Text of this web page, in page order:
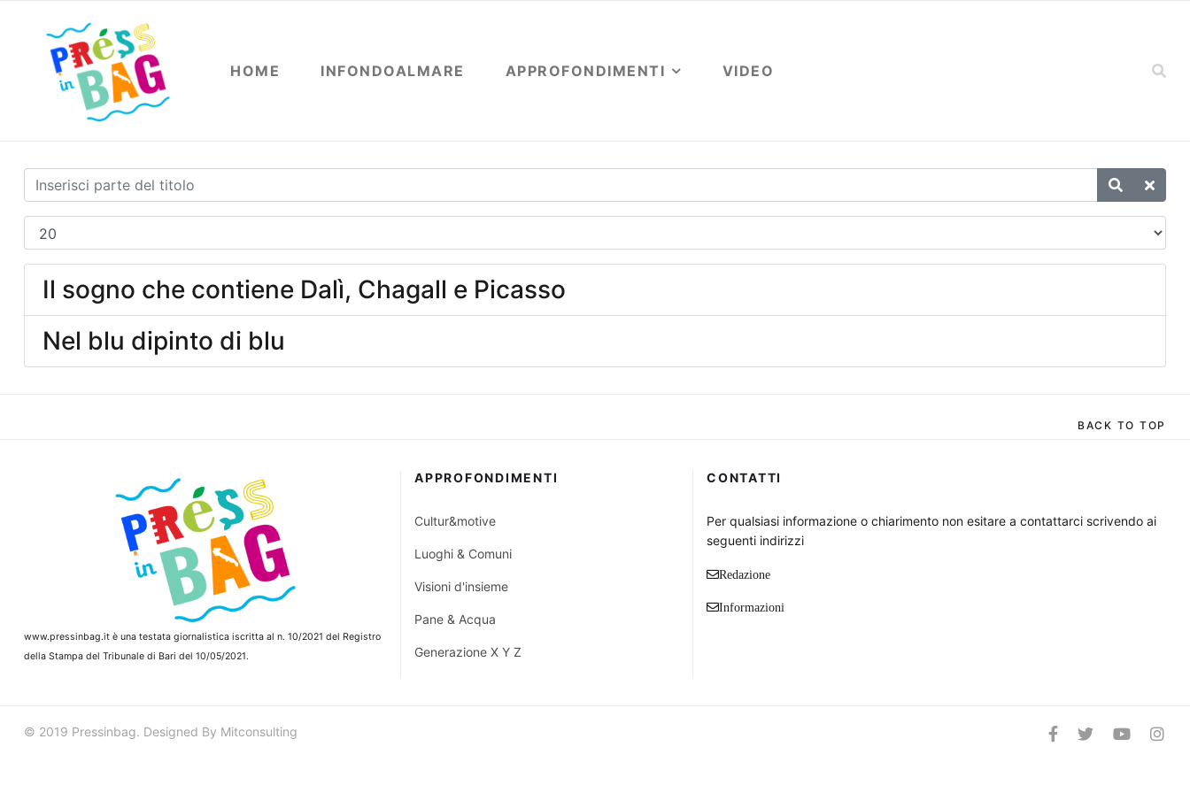
HOME INFONDOALMARE APPROFONDIMENTI VIDEO
Il sogno che contiene Dalì, Chagall e Picasso
Nel blu dipinto di blu
BACK TO TOP
www.pressinbag.it è una testata giornalistica iscritta al n. 10/2021 del Registro
della Stampa del Tribunale di Bari del 10/05/2021.
APPROFONDIMENTI
Cultur&motive
Luoghi & Comuni
Visioni d'insieme
Pane & Acqua
Generazione X Y Z
CONTATTI
Per qualsiasi informazione o chiarimento non esitare a contattarci scrivendo ai
seguenti indirizzi
Redazione
Informazioni
© 2019 Pressinbag. Designed By Mitconsulting